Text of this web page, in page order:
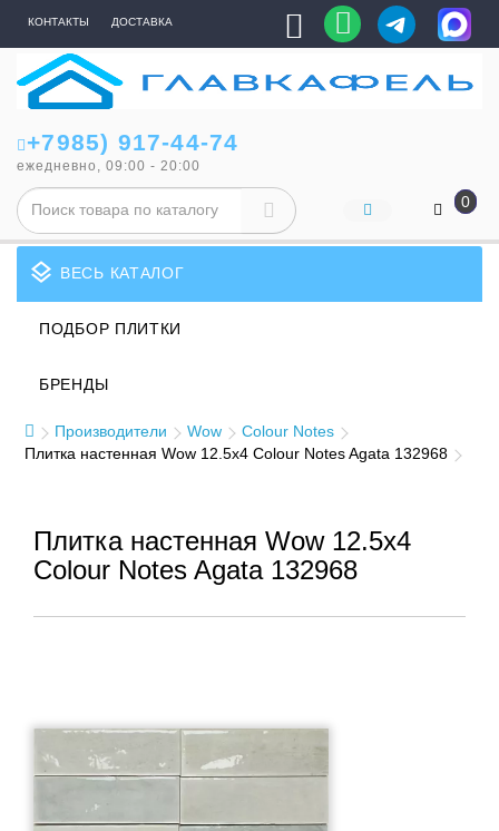
КОНТАКТЫ ДОСТАВКА
+7985) 917-44-74
ежедневно, 09:00 - 20:00
0
layers ВЕСЬ КАТАЛОГ
ПОДБОР ПЛИТКИ
БРЕНДЫ
Производители Wow
Colour Notes
Плитка настенная Wow 12.5x4 Colour Notes Agata 132968
Плитка настенная Wow 12.5x4
Colour Notes Agata 132968